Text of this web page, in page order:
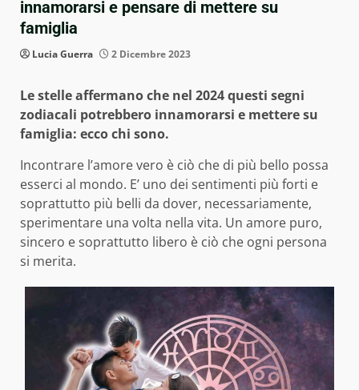
innamorarsi e pensare di mettere su
famiglia
Lucia Guerra 2 Dicembre 2023
Le stelle affermano che nel 2024 questi segni
zodiacali potrebbero innamorarsi e mettere su
famiglia: ecco chi sono.
Incontrare l’amore vero è ciò che di più bello possa
esserci al mondo. E’ uno dei sentimenti più forti e
soprattutto più belli da dover, necessariamente,
sperimentare una volta nella vita. Un amore puro,
sincero e soprattutto libero è ciò che ogni persona
si merita.